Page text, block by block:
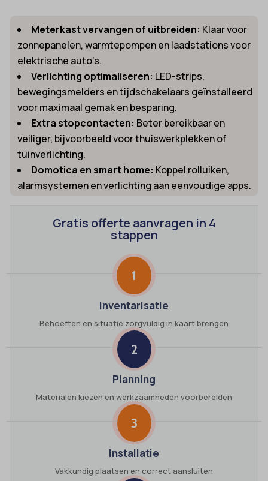
Meterkast vervangen of uitbreiden: Klaar voor
zonnepanelen, warmtepompen en laadstations voor
elektrische auto’s.
Verlichting optimaliseren: LED-strips,
bewegingsmelders en tijdschakelaars geïnstalleerd
voor maximaal gemak en besparing.
Extra stopcontacten: Beter bereikbaar en
veiliger, bijvoorbeeld voor thuiswerkplekken of
tuinverlichting.
Domotica en smart home: Koppel rolluiken,
alarmsystemen en verlichting aan eenvoudige apps.
Gratis offerte aanvragen in 4
stappen
1
Inventarisatie
Behoeften en situatie zorgvuldig in kaart brengen
2
Planning
Materialen kiezen en werkzaamheden voorbereiden
3
Installatie
Vakkundig plaatsen en correct aansluiten